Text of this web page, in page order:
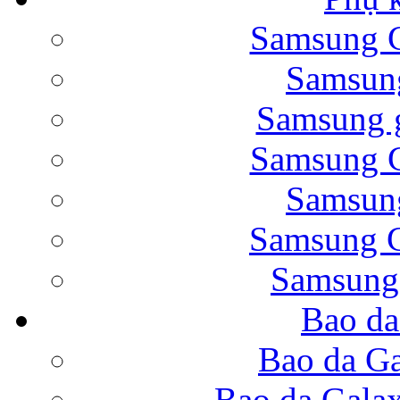
Bao da Samsung
Bao da Galaxy
Nắp lưng Samsung
Samsung
Samsung
Samsung
Bao
Bao da